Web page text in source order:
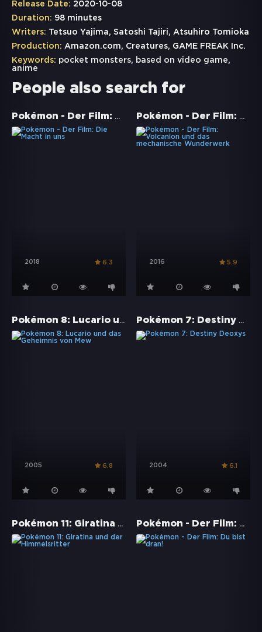
Release Date: 2020-10-08
Duration: 98 minutes
Writers: Tetsuo Yajima, Satoshi Tajiri, Atsuhiro Tomioka
Production: Amazon.com, Creatures, GAME FREAK Inc.
Keywords: pocket monsters, based on video game,
anime
People also search for
Pokémon - Der Film: Die Macht in uns
2018 6.3
Pokémon - Der Film: Volcanion und das mechanische Wunderwerk
2016 5.9
Pokémon 8: Lucario und das Geheimnis von Mew
2005 6.8
Pokémon 7: Destiny Deoxys
2004 6.1
Pokémon 11: Giratina und der Himmelsritter Pokémon - Der Film: Du bist dran!